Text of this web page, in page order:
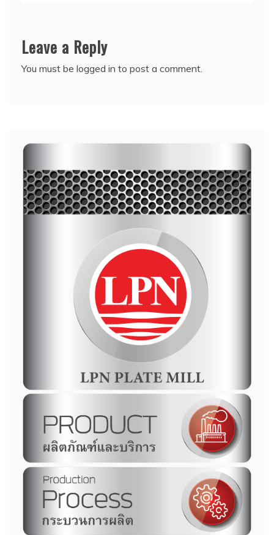
Leave a Reply
You must be logged in to post a comment.